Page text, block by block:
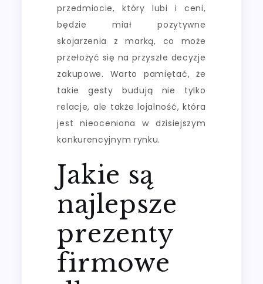
przedmiocie, który lubi i ceni,
będzie miał pozytywne
skojarzenia z marką, co może
przełożyć się na przyszłe decyzje
zakupowe. Warto pamiętać, że
takie gesty budują nie tylko
relacje, ale także lojalność, która
jest nieoceniona w dzisiejszym
konkurencyjnym rynku.
Jakie są
najlepsze
prezenty
firmowe